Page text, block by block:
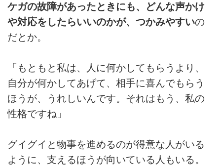
ケガの故障があったときにも、どんな声かけ
や対応をしたらいいのかが、つかみやすいの
だとか。
「もともと私は、人に何かしてもらうより、
自分が何かしてあげて、相手に喜んでもらう
ほうが、うれしいんです。それはもう、私の
性格ですね」
グイグイと物事を進めるのが得意な人がいる
ように、支えるほうが向いている人もいる。